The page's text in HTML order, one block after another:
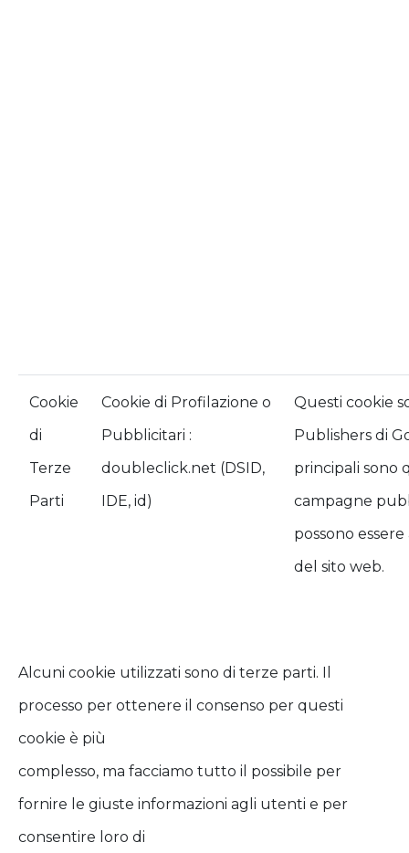
Cookie
di
Terze
Parti
Cookie di Profilazione o
Pubblicitari :
doubleclick.net (DSID,
IDE, id)
Questi cookie
Publishers di
principali sono
campagne
possono
del sito web.
Alcuni cookie utilizzati sono di terze parti. Il
processo per ottenere il consenso per questi
cookie è più
complesso, ma facciamo tutto il possibile per
fornire le giuste informazioni agli utenti e per
consentire loro di